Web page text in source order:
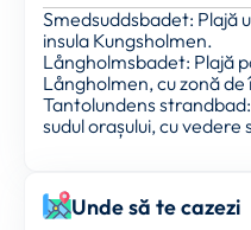
Smedsuddsbadet: Plajă
insula Kungsholmen.
Långholmsbadet: Plajă
Långholmen, cu zonă
Tantolundens
sudul orașului, cu
Unde să te cazezi